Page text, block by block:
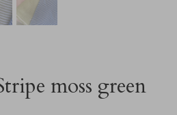
moss green